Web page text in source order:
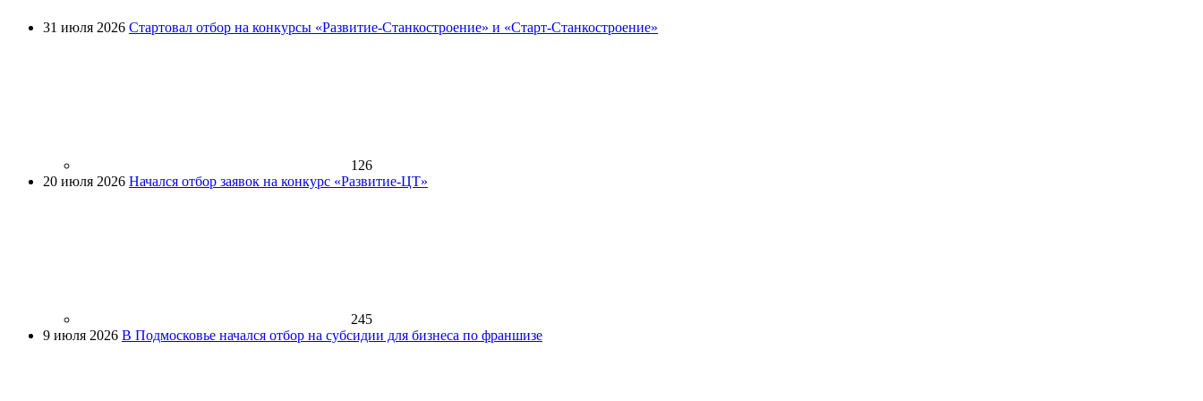
31 июля 2026 Стартовал отбор на конкурсы «Развитие-Станкостроение» и «Старт-Станкостроение»
126
20 июля 2026 Начался отбор заявок на конкурс «Развитие-ЦТ»
245
9 июля 2026 В Подмосковье начался отбор на субсидии для бизнеса по франшизе